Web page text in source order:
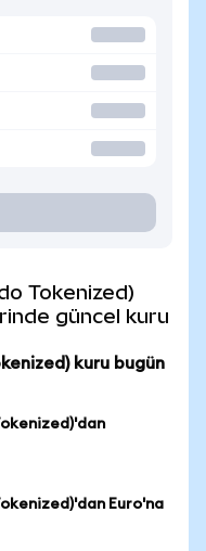
Tokenized)
güncel kuru
kuru bugün
Euro'na